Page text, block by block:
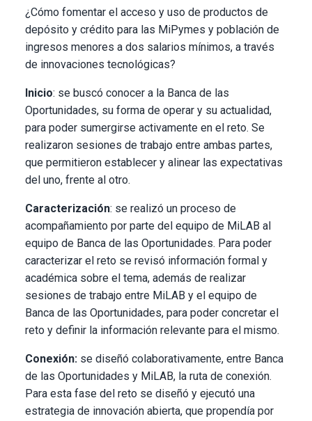
¿Cómo fomentar el acceso y uso de productos de
depósito y crédito para las MiPymes y población de
ingresos menores a dos salarios mínimos, a través
de innovaciones tecnológicas?
Inicio: se buscó conocer a la Banca de las
Oportunidades, su forma de operar y su actualidad,
para poder sumergirse activamente en el reto. Se
realizaron sesiones de trabajo entre ambas partes,
que permitieron establecer y alinear las expectativas
del uno, frente al otro.
Caracterización: se realizó un proceso de
acompañamiento por parte del equipo de MiLAB al
equipo de Banca de las Oportunidades. Para poder
caracterizar el reto se revisó información formal y
académica sobre el tema, además de realizar
sesiones de trabajo entre MiLAB y el equipo de
Banca de las Oportunidades, para poder concretar el
reto y definir la información relevante para el mismo.
Conexión: se diseñó colaborativamente, entre Banca
de las Oportunidades y MiLAB, la ruta de conexión.
Para esta fase del reto se diseñó y ejecutó una
estrategia de innovación abierta, que propendía por